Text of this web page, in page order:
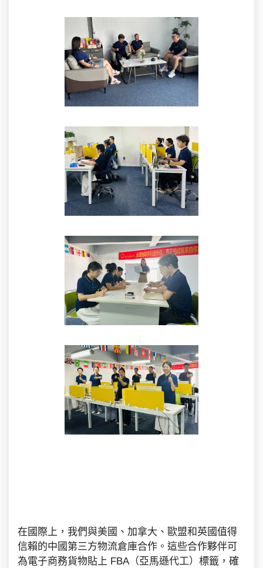
在國際上，我們與美國、加拿大、歐盟和英國值得
信賴的中國第三方物流倉庫合作。這些合作夥伴可
為電子商務貨物貼上 FBA（亞馬遜代工）標籤，確